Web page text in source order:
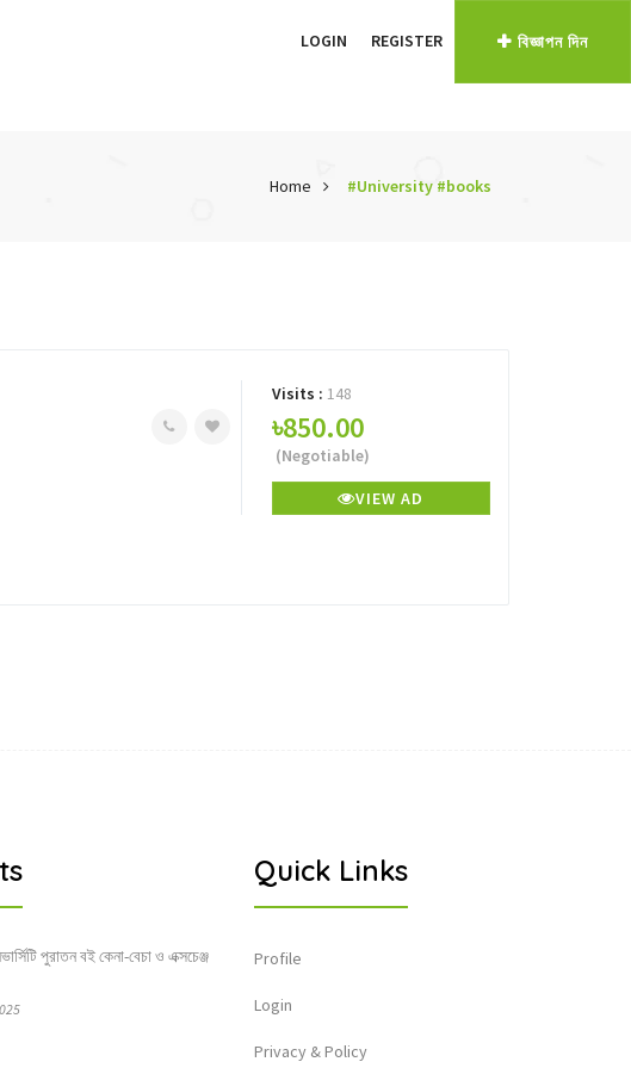
LOGIN REGISTER বিজ্ঞাপন দিন
Home #University #books
Visits : 148
৳850.00
(Negotiable)
VIEW AD
পুরাতন বই কেনা-বেচা ও এক্সচেঞ্জ
Quick Links
Profile
Login
Privacy & Policy